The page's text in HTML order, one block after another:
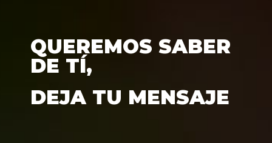
QUEREMOS SABER
DE TÍ,
DEJA TU MENSAJE